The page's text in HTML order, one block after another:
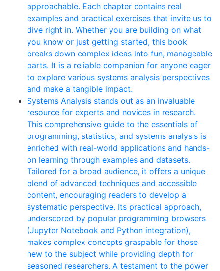
approachable. Each chapter contains real
examples and practical exercises that invite us to
dive right in. Whether you are building on what
you know or just getting started, this book
breaks down complex ideas into fun, manageable
parts. It is a reliable companion for anyone eager
to explore various systems analysis perspectives
and make a tangible impact.
Systems Analysis stands out as an invaluable
resource for experts and novices in research.
This comprehensive guide to the essentials of
programming, statistics, and systems analysis is
enriched with real-world applications and hands-
on learning through examples and datasets.
Tailored for a broad audience, it offers a unique
blend of advanced techniques and accessible
content, encouraging readers to develop a
systematic perspective. Its practical approach,
underscored by popular programming browsers
(Jupyter Notebook and Python integration),
makes complex concepts graspable for those
new to the subject while providing depth for
seasoned researchers. A testament to the power